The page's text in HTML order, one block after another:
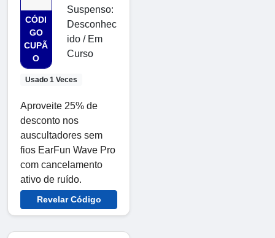
CÓDI
GO
CUPÃ
O
Usado 1 Veces
Suspenso:
Desconhec
ido / Em
Curso
Aproveite 25% de
desconto nos
auscultadores sem
fios EarFun Wave Pro
com cancelamento
ativo de ruído.
Revelar Código